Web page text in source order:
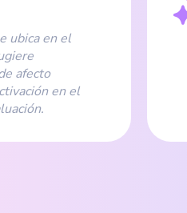
ubica en el
afecto
en el